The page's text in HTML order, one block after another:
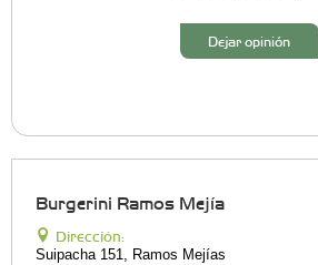
Dejar opinión
Burgerini Ramos Mejía
Dirección:
Suipacha 151, Ramos Mejías